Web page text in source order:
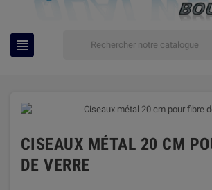

CISEAUX MÉTAL 20 CM
DE VERRE